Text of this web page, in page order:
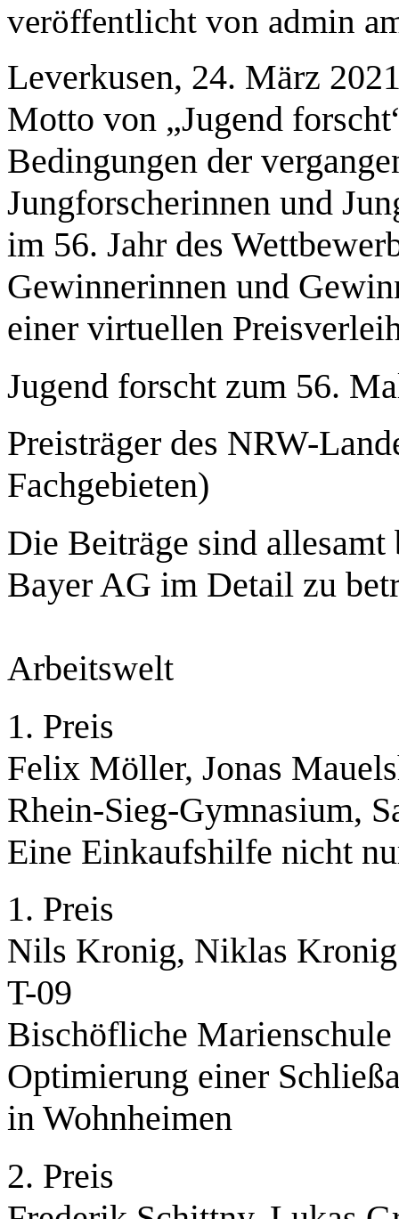
veröffentlicht von admin
Leverkusen, 24. März
Motto von „Jugend
Bedingungen der
Jungforscherinnen und
im 56. Jahr des
Gewinnerinnen und
einer virtuellen
Jugend forscht zum 56.
Preisträger des NRW-
Fachgebieten)
Die Beiträge sind
Bayer AG im Detail zu
Arbeitswelt
1. Preis
Felix Möller, Jonas
Rhein-Sieg-Gymnasium,
Eine Einkaufshilfe nicht
1. Preis
Nils Kronig, Niklas Kronig
T-09
Bischöfliche
Optimierung einer
in Wohnheimen
2. Preis